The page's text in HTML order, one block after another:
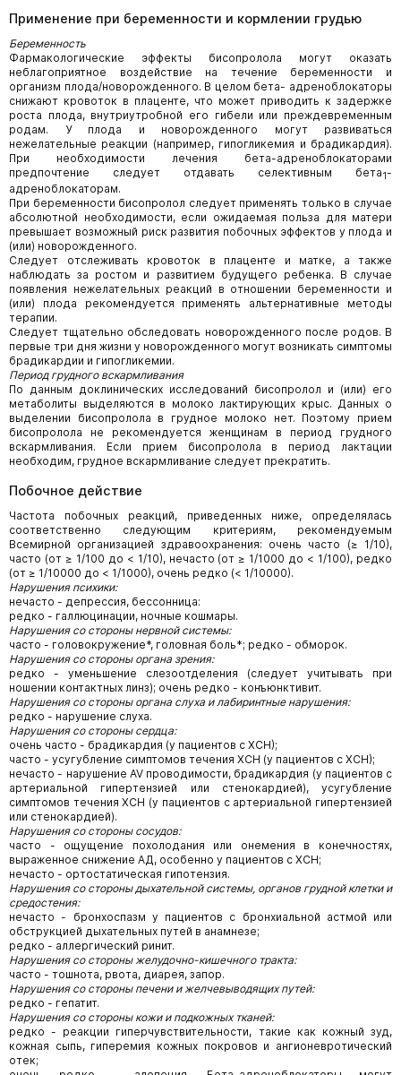
Применение при беременности и кормлении грудью
Беременность
Фармакологические эффекты бисопролола могут оказать
неблагоприятное воздействие на течение беременности и
организм плода/новорожденного. В целом бета- адреноблокаторы
снижают кровоток в плаценте, что может приводить к задержке
роста плода, внутриутробной его гибели или преждевременным
родам. У плода и новорожденного могут развиваться
нежелательные реакции (например, гипогликемия и брадикардия).
При необходимости лечения бета-адреноблокаторами
предпочтение следует отдавать селективным бета1-
адреноблокаторам.
При беременности бисопролол следует применять только в случае
абсолютной необходимости, если ожидаемая польза для матери
превышает возможный риск развития побочных эффектов у плода и
(или) новорожденного.
Следует отслеживать кровоток в плаценте и матке, а также
наблюдать за ростом и развитием будущего ребенка. В случае
появления нежелательных реакций в отношении беременности и
(или) плода рекомендуется применять альтернативные методы
терапии.
Следует тщательно обследовать новорожденного после родов. В
первые три дня жизни у новорожденного могут возникать симптомы
брадикардии и гипогликемии.
Период грудного вскармливания
По данным доклинических исследований бисопролол и (или) его
метаболиты выделяются в молоко лактирующих крыс. Данных о
выделении бисопролола в грудное молоко нет. Поэтому прием
бисопролола не рекомендуется женщинам в период грудного
вскармливания. Если прием бисопролола в период лактации
необходим, грудное вскармливание следует прекратить.
Побочное действие
Частота побочных реакций, приведенных ниже, определялась
соответственно следующим критериям, рекомендуемым
Всемирной организацией здравоохранения: очень часто (≥ 1/10),
часто (от ≥ 1/100 до < 1/10), нечасто (от ≥ 1/1000 до < 1/100), редко
(от ≥ 1/10000 до < 1/1000), очень редко (< 1/10000).
Нарушения психики:
нечасто - депрессия, бессонница:
редко - галлюцинации, ночные кошмары.
Нарушения со стороны нервной системы:
часто - головокружение*, головная боль*; редко - обморок.
Нарушения со стороны органа зрения:
редко - уменьшение слезоотделения (следует учитывать при
ношении контактных линз); очень редко - конъюнктивит.
Нарушения со стороны органа слуха и лабиринтные нарушения:
редко - нарушение слуха.
Нарушения со стороны сердца:
очень часто - брадикардия (у пациентов с ХСН);
часто - усугубление симптомов течения ХСН (у пациентов с ХСН);
нечасто - нарушение AV проводимости, брадикардия (у пациентов с
артериальной гипертензией или стенокардией), усугубление
симптомов течения ХСН (у пациентов с артериальной гипертензией
или стенокардией).
Нарушения со стороны сосудов:
часто - ощущение похолодания или онемения в конечностях,
выраженное снижение АД, особенно у пациентов с ХСН;
нечасто - ортостатическая гипотензия.
Нарушения со стороны дыхательной системы, органов грудной клетки и
средостения:
нечасто - бронхоспазм у пациентов с бронхиальной астмой или
обструкцией дыхательных путей в анамнезе;
редко - аллергический ринит.
Нарушения со стороны желудочно-кишечного тракта:
часто - тошнота, рвота, диарея, запор.
Нарушения со стороны печени и желчевыводящих путей:
редко - гепатит.
Нарушения со стороны кожи и подкожных тканей:
редко - реакции гиперчувствительности, такие как кожный зуд,
кожная сыпь, гиперемия кожных покровов и ангионевротический
отек;